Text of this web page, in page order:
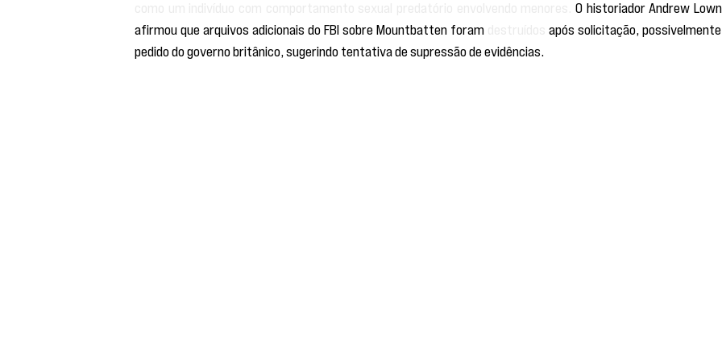
O historiador Andrew
afirmou que arquivos adicionais do FBI sobre Mountbatten foram
destruídos após solicitação,
pedido do governo britânico, sugerindo tentativa de supressão de evidências.